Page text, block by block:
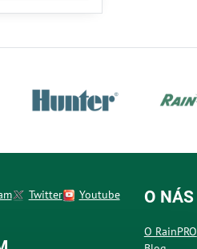
Twitter
Youtube
O NÁS
O RainPRO